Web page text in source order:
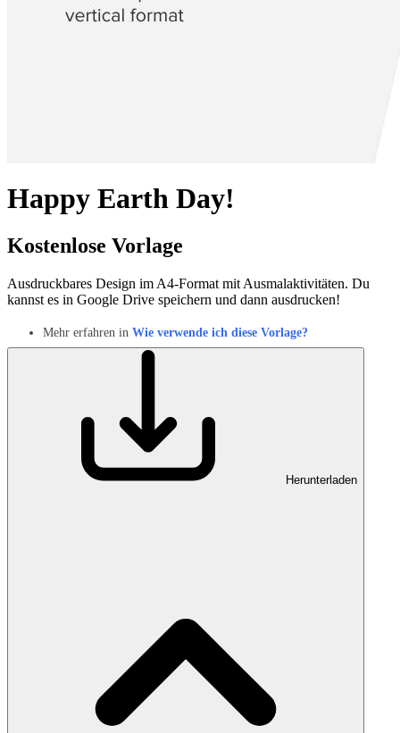
Happy Earth Day!
Kostenlose Vorlage
Ausdruckbares Design im A4-Format mit Ausmalaktivitäten. Du
kannst es in Google Drive speichern und dann ausdrucken!
Mehr erfahren in Wie verwende ich diese Vorlage?
Herunterladen